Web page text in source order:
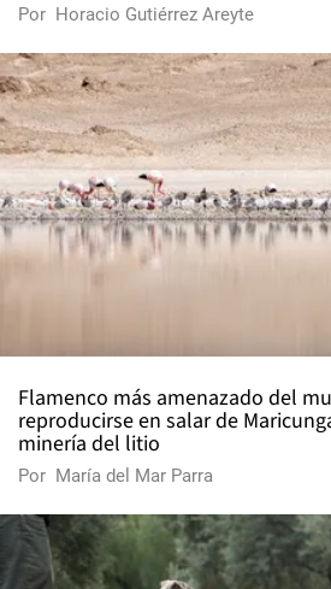
Por Horacio Gutiérrez Areyte
Flamenco más amenazado del
reproducirse en salar de
minería del litio
Por María del Mar Parra